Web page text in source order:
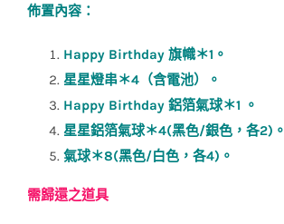
佈置內容：
Happy Birthday 旗幟＊1。
星星燈串＊4（含電池）。
Happy Birthday 鋁箔氣球＊1 。
星星鋁箔氣球＊4(黑色/銀色，各2)。
氣球＊8(黑色/白色，各4)。
需歸還之道具